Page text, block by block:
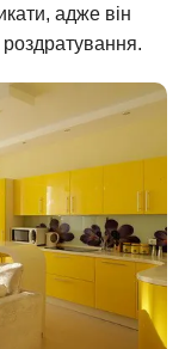
адже він